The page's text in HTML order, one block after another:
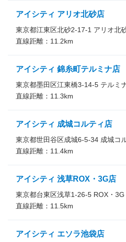
アイシティ アリオ北砂店
東京都江東区北砂2-17-1 アリオ北
直線距離： 11.2km
アイシティ 錦糸町テルミナ店
東京都墨田区江東橋3-14-5 テルミ
直線距離： 11.3km
アイシティ 成城コルティ店
東京都世田谷区成城6-5-34 成城コ
直線距離： 11.4km
アイシティ 浅草ROX・3G店
東京都台東区浅草1-26-5 ROX・3G
直線距離： 11.5km
アイシティ エソラ池袋店